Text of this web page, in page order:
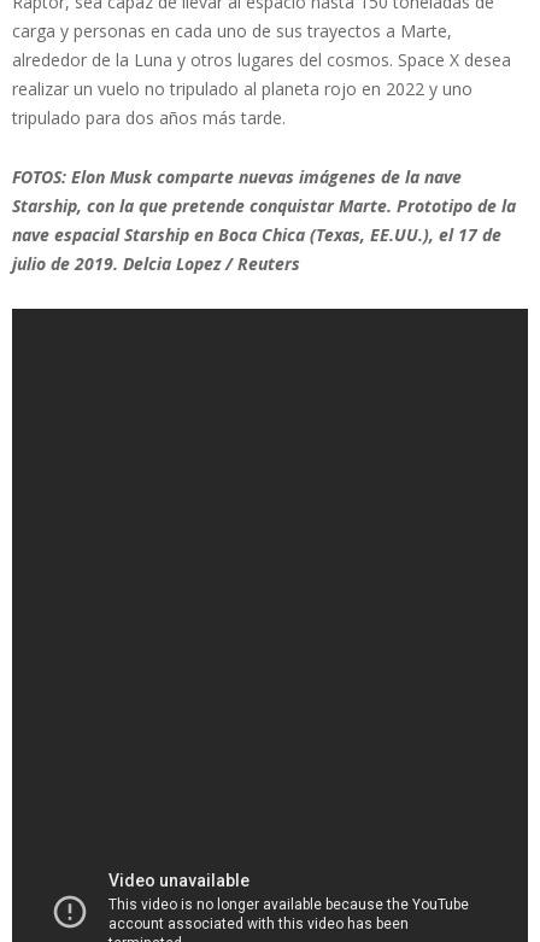
carga y personas en cada uno de sus trayectos a Marte,
alrededor de la Luna y otros lugares del cosmos. Space X desea
realizar un vuelo no tripulado al planeta rojo en 2022 y uno
tripulado para dos años más tarde.
FOTOS: Elon Musk comparte nuevas imágenes de la nave
Starship, con la que pretende conquistar Marte. Prototipo de la
nave espacial Starship en Boca Chica (Texas, EE.UU.), el 17 de
julio de 2019. Delcia Lopez / Reuters